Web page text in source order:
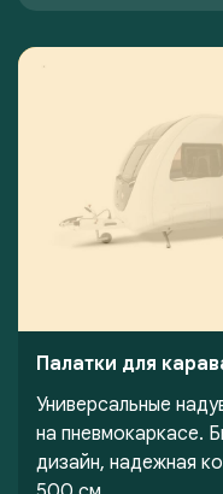
Палатки для
Универсальные
на пневмокаркасе.
дизайн, надежная